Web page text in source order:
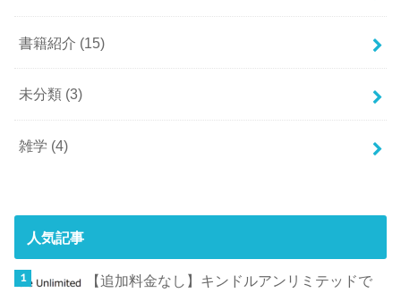
書籍紹介 (15)
未分類 (3)
雑学 (4)
人気記事
【追加料金なし】キンドルアンリミテッドで